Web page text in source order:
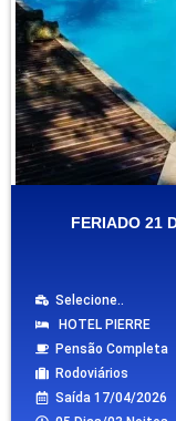
FERIADO 21
Selecione..
HOTEL PIERRE
Pensão Completa
Rodoviários
Saída 17/04/2026